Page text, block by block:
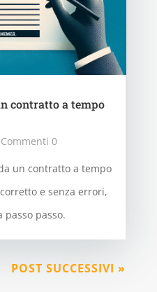
contratto a tempo
0
un contratto a tempo
e senza errori,
passo.
POST SUCCESSIVI »